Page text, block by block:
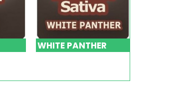
WHITE PANTHER